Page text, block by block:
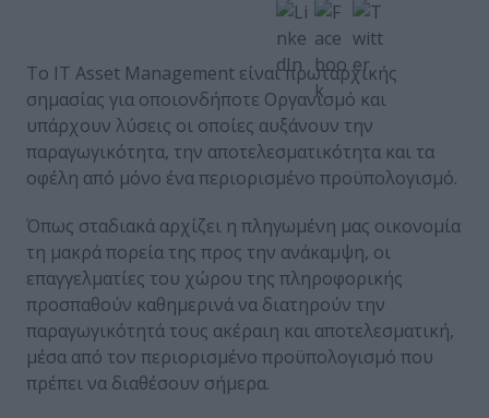
Το IT Asset Management είναι πρωταρχικής
σημασίας για οποιονδήποτε Οργανισμό και
υπάρχουν λύσεις οι οποίες αυξάνουν την
παραγωγικότητα, την αποτελεσματικότητα και τα
οφέλη από μόνο ένα περιορισμένο προϋπολογισμό.
Όπως σταδιακά αρχίζει η πληγωμένη μας οικονομία
τη μακρά πορεία της προς την ανάκαμψη, οι
επαγγελματίες του χώρου της πληροφορικής
προσπαθούν καθημερινά να διατηρούν την
παραγωγικότητά τους ακέραιη και αποτελεσματική,
μέσα από τον περιορισμένο προϋπολογισμό που
πρέπει να διαθέσουν σήμερα.